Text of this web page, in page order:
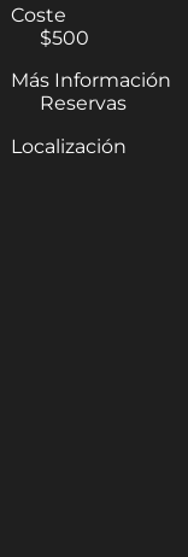
Coste
$500
Más Información
Reservas
Localización